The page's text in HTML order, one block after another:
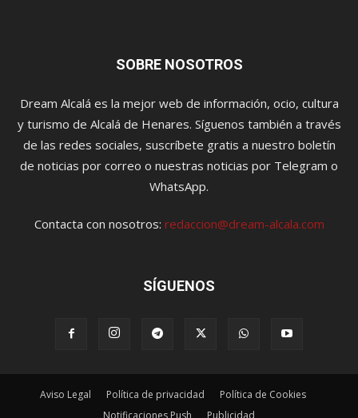
SOBRE NOSOTROS
Dream Alcalá es la mejor web de información, ocio, cultura
y turismo de Alcalá de Henares. Síguenos también a través
de las redes sociales, suscríbete gratis a nuestro boletín
de noticias por correo o nuestras noticias por Telegram o
WhatsApp.
Contacta con nosotros: redaccion@dream-alcala.com
SÍGUENOS
Aviso Legal Política de privacidad
Política de Cookies